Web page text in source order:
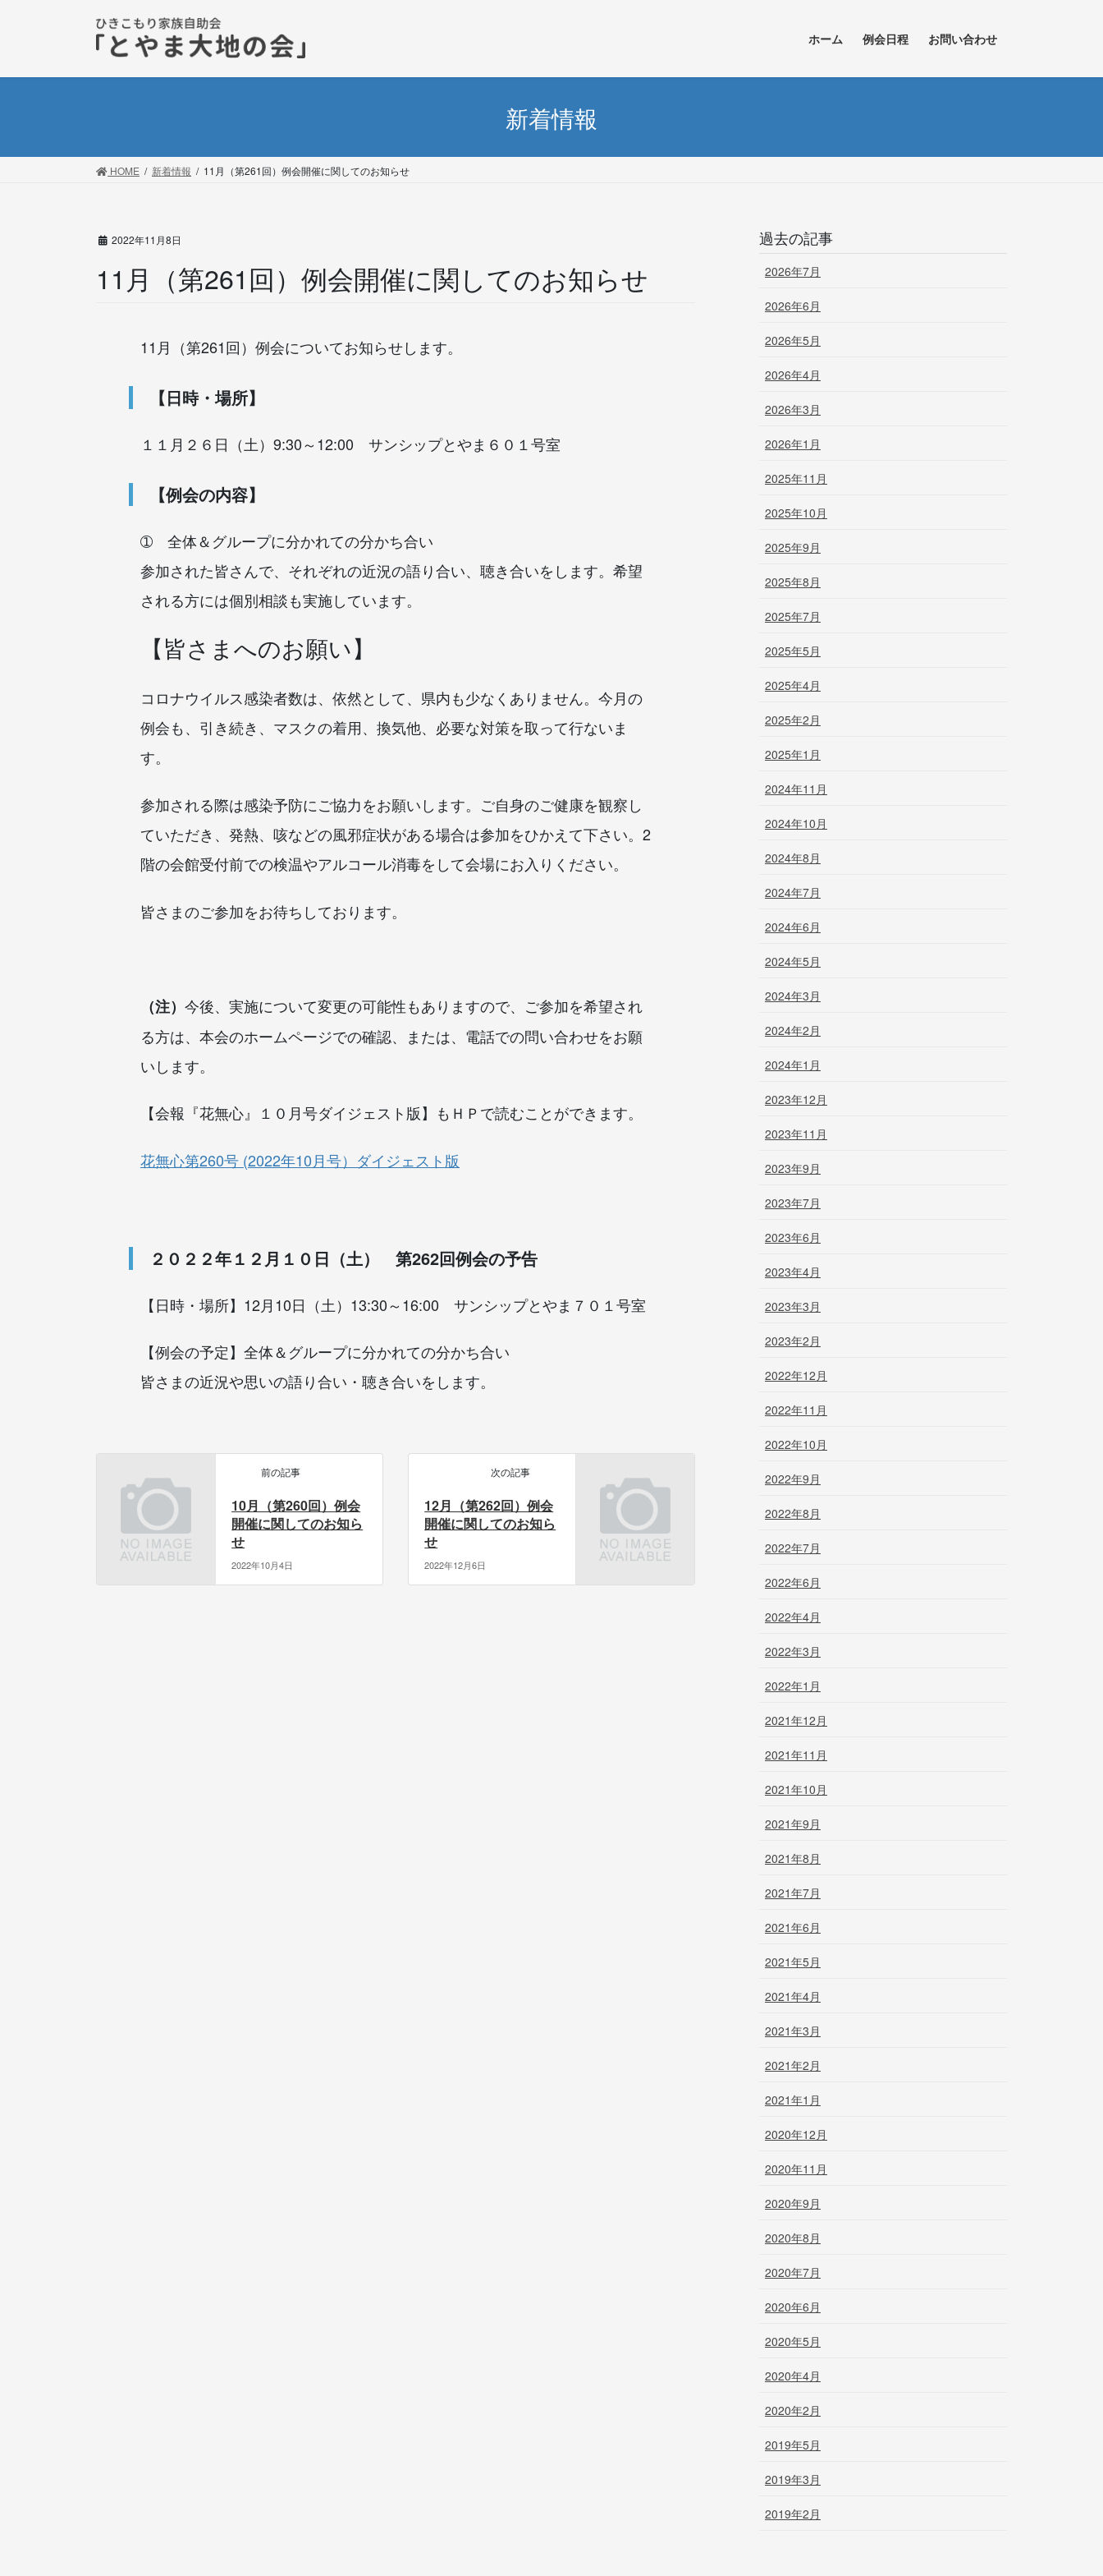
ホーム 例会日程 お問い合わせ
新着情報
HOME 新着情報 11月（第261回）例会開催に関してのお知らせ
2022年11月8日
11月（第261回）例会開催に関してのお知らせ
11月（第261回）例会についてお知らせします。
【日時・場所】
１１月２６日（土）9:30～12:00 サンシップとやま６０１号室
【例会の内容】
➀ 全体＆グループに分かれての分かち合い
参加された皆さんで、それぞれの近況の語り合い、聴き合いをします。希望
される方には個別相談も実施しています。
【皆さまへのお願い】
コロナウイルス感染者数は、依然として、県内も少なくありません。今月の
例会も、引き続き、マスクの着用、換気他、必要な対策を取って行ないま
す。
参加される際は感染予防にご協力をお願いします。ご自身のご健康を観察し
ていただき、発熱、咳などの風邪症状がある場合は参加をひかえて下さい。 2
階の会館受付前での検温やアルコール消毒をして会場にお入りください。
皆さまのご参加をお待ちしております。
（注） 今後、実施について変更の可能性もありますので、ご参加を希望され
る方は、本会のホームページでの確認、または、電話での問い合わせをお願
いします。
【会報『花無心』１０月号ダイジェスト版】もＨＰで読むことができます。
花無心第260号 (2022年10月号）ダイジェスト版
２０２２年１２月１０日（土） 第262回例会の予告
【日時・場所】12月10日（土）13:30～16:00 サンシップとやま７０１号室
【例会の予定】全体＆グループに分かれての分かち合い
皆さまの近況や思いの語り合い・聴き合いをします。
前の記事
10月（第260回）例会
開催に関してのお知ら
せ
2022年10月4日
次の記事
12月（第262回）例会
開催に関してのお知ら
せ
2022年12月6日
過去の記事
2026年7月
2026年6月
2026年5月
2026年4月
2026年3月
2026年1月
2025年11月
2025年10月
2025年9月
2025年8月
2025年7月
2025年5月
2025年4月
2025年2月
2025年1月
2024年11月
2024年10月
2024年8月
2024年7月
2024年6月
2024年5月
2024年3月
2024年2月
2024年1月
2023年12月
2023年11月
2023年9月
2023年7月
2023年6月
2023年4月
2023年3月
2023年2月
2022年12月
2022年11月
2022年10月
2022年9月
2022年8月
2022年7月
2022年6月
2022年4月
2022年3月
2022年1月
2021年12月
2021年11月
2021年10月
2021年9月
2021年8月
2021年7月
2021年6月
2021年5月
2021年4月
2021年3月
2021年2月
2021年1月
2020年12月
2020年11月
2020年9月
2020年8月
2020年7月
2020年6月
2020年5月
2020年4月
2020年2月
2019年5月
2019年3月
2019年2月